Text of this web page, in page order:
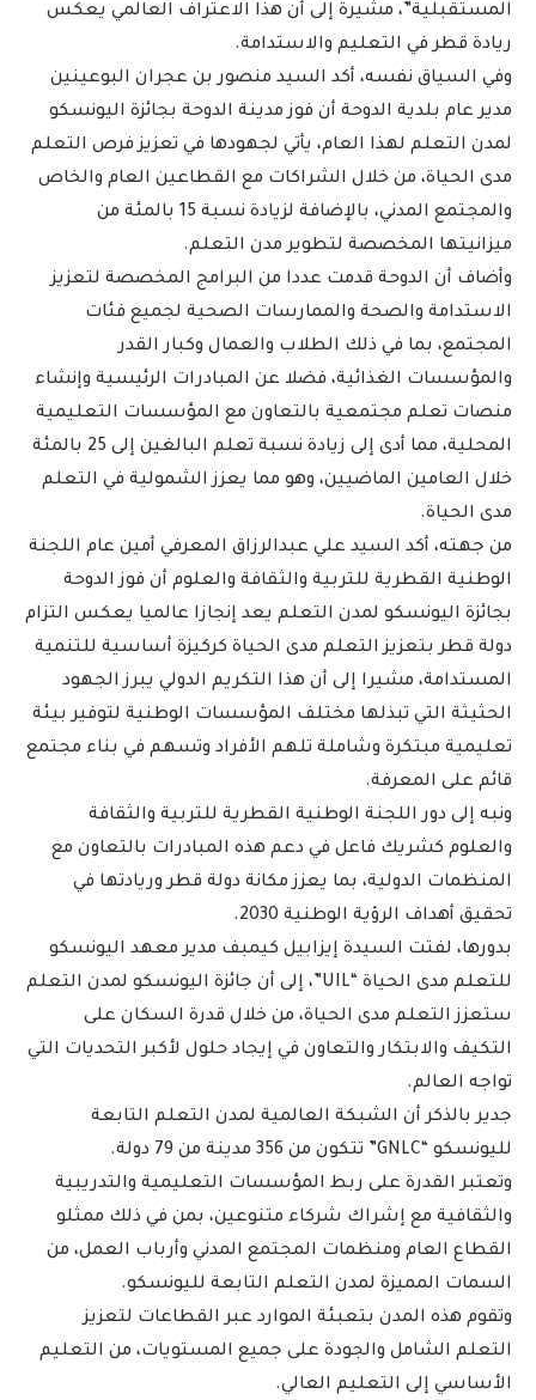
المستقبلية”، مشيرة إلى أن هذا الاعتراف العالمي يعكس
ريادة قطر في التعليم والاستدامة.
وفي السياق نفسه، أكد السيد منصور بن عجران البوعينين
مدير عام بلدية الدوحة أن فوز مدينة الدوحة بجائزة اليونسكو
لمدن التعلم لهذا العام، يأتي لجهودها في تعزيز فرص التعلم
مدى الحياة، من خلال الشراكات مع القطاعين العام والخاص
والمجتمع المدني، بالإضافة لزيادة نسبة 15 بالمئة من
ميزانيتها المخصصة لتطوير مدن التعلم.
وأضاف أن الدوحة قدمت عددا من البرامج المخصصة لتعزيز
الاستدامة والصحة والممارسات الصحية لجميع فئات
المجتمع، بما في ذلك الطلاب والعمال وكبار القدر
والمؤسسات الغذائية، فضلا عن المبادرات الرئيسية وإنشاء
منصات تعلم مجتمعية بالتعاون مع المؤسسات التعليمية
المحلية، مما أدى إلى زيادة نسبة تعلم البالغين إلى 25 بالمئة
خلال العامين الماضيين، وهو مما يعزز الشمولية في التعلم
مدى الحياة.
من جهته، أكد السيد علي عبدالرزاق المعرفي أمين عام اللجنة
الوطنية القطرية للتربية والثقافة والعلوم أن فوز الدوحة
بجائزة اليونسكو لمدن التعلم يعد إنجازا عالميا يعكس التزام
دولة قطر بتعزيز التعلم مدى الحياة كركيزة أساسية للتنمية
المستدامة، مشيرا إلى أن هذا التكريم الدولي يبرز الجهود
الحثيثة التي تبذلها مختلف المؤسسات الوطنية لتوفير بيئة
تعليمية مبتكرة وشاملة تلهم الأفراد وتسهم في بناء مجتمع
قائم على المعرفة.
ونبه إلى دور اللجنة الوطنية القطرية للتربية والثقافة
والعلوم كشريك فاعل في دعم هذه المبادرات بالتعاون مع
المنظمات الدولية، بما يعزز مكانة دولة قطر وريادتها في
تحقيق أهداف الرؤية الوطنية 2030.
بدورها، لفتت السيدة إيزابيل كيمبف مدير معهد اليونسكو
للتعلم مدى الحياة “UIL”، إلى أن جائزة اليونسكو لمدن التعلم
ستعزز التعلم مدى الحياة، من خلال قدرة السكان على
التكيف والابتكار والتعاون في إيجاد حلول لأكبر التحديات التي
تواجه العالم.
جدير بالذكر أن الشبكة العالمية لمدن التعلم التابعة
لليونسكو “GNLC” تتكون من 356 مدينة من 79 دولة.
وتعتبر القدرة على ربط المؤسسات التعليمية والتدريبية
والثقافية مع إشراك شركاء متنوعين، بمن في ذلك ممثلو
القطاع العام ومنظمات المجتمع المدني وأرباب العمل، من
السمات المميزة لمدن التعلم التابعة لليونسكو.
وتقوم هذه المدن بتعبئة الموارد عبر القطاعات لتعزيز
التعلم الشامل والجودة على جميع المستويات، من التعليم
الأساسي إلى التعليم العالي.